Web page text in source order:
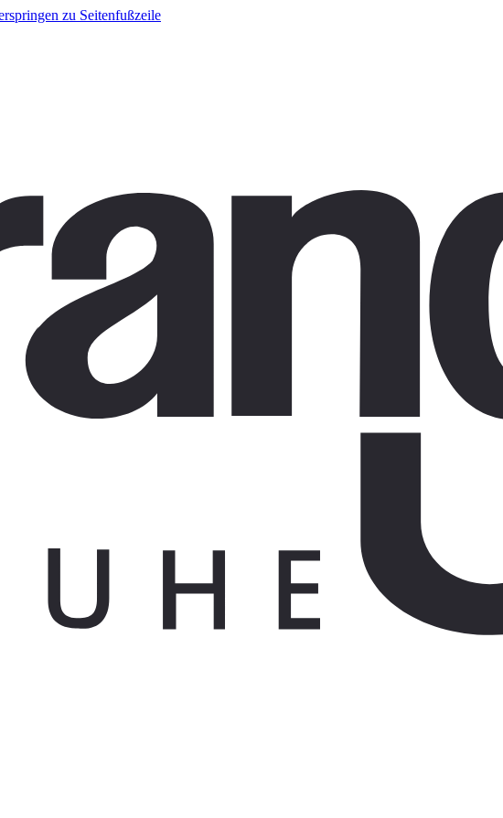
zu Seitenfußzeile